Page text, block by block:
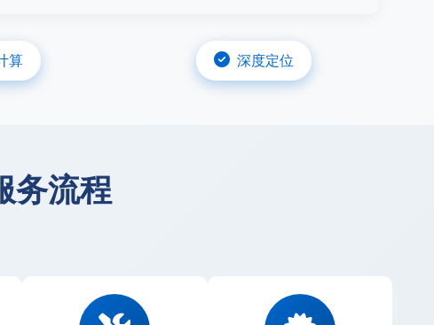
算 深度定位
务流程